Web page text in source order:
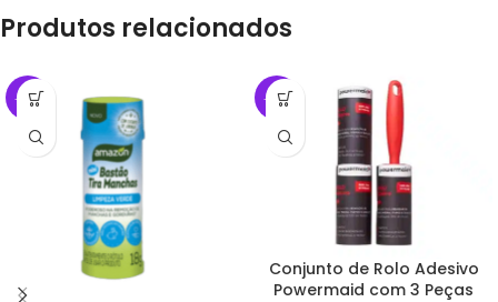
Produtos relacionados
-10% -10%
Conjunto de Rolo Adesivo
Powermaid com 3 Peças